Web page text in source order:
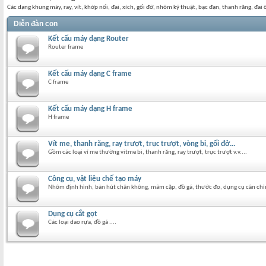
Các dạng khung máy, ray, vít, khớp nối, đai, xích, gối đỡ, nhôm kỹ thuật, bạc đạn, thanh răng, đai
Diễn đàn con
Kết cấu máy dạng Router
Router frame
Kết cấu máy dạng C frame
C frame
Kết cấu máy dạng H frame
H frame
Vít me, thanh răng, ray trượt, trục trượt, vòng bi, gối đở...
Gồm các loại ví me thường vitme bi, thanh răng, ray trượt, trục trượt v.v....
Công cụ, vật liệu chế tạo máy
Nhôm định hình, bàn hút chân không, mâm cặp, đồ gá, thước đo, dụng cụ cân
Dụng cụ cắt gọt
Các loại dao rựa, đồ gá ....